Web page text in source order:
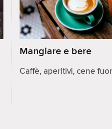
Mangiare e bere
Caffè, aperitivi, cene